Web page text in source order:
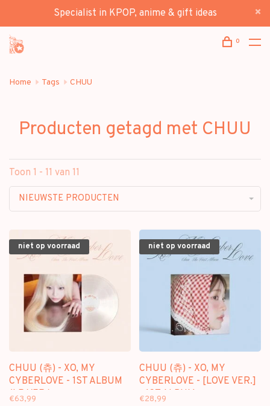
Specialist in KPOP, anime & gift ideas
0
Home Tags CHUU
Producten getagd met CHUU
Toon 1 - 11 van 11
NIEUWSTE PRODUCTEN
niet op voorraad
CHUU (츄) - XO, MY
CYBERLOVE - 1ST ALBUM
(LP VER.)
€63,99
niet op voorraad
CHUU (츄) - XO, MY
CYBERLOVE - [LOVE VER.]
- 1ST ALBUM
€28,99